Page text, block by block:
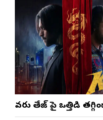
వరుణ్ తేజ్‌ పై ఒత్తిడి